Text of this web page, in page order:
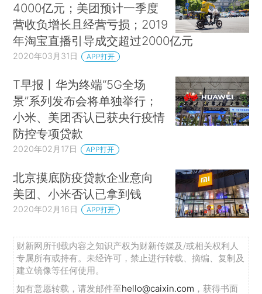
4000亿元；美团预计一季度
营收负增长且经营亏损；2019
年淘宝直播引导成交超过2000亿元
2020年03月31日 APP打开
T早报丨华为终端“5G全场
景”系列发布会将单独举行；
小米、美团否认已获央行疫情
防控专项贷款
2020年02月17日 APP打开
北京摸底防疫贷款企业意向
美团、小米否认已拿到钱
2020年02月16日 APP打开
财新网所刊载内容之知识产权为财新传媒及/或相关权利人
专属所有或持有。未经许可，禁止进行转载、摘编、复制及
建立镜像等任何使用。
如有意愿转载，请发邮件至hello@caixin.com ，获得书面